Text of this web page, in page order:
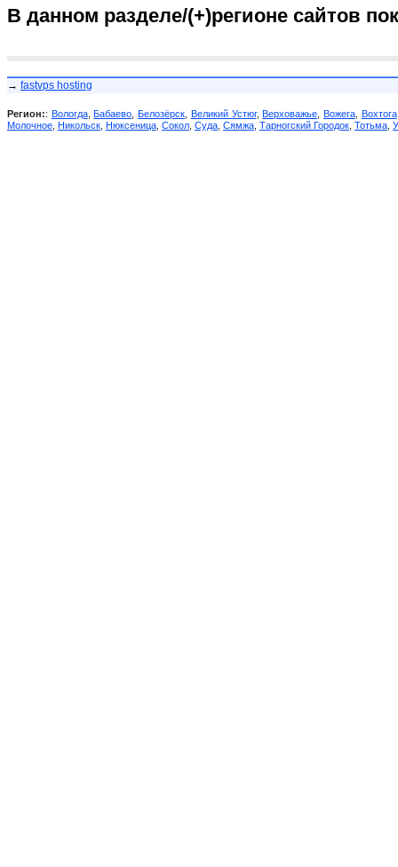
В данном разделе/(+)регионе сайтов
→ fastvps hosting
Регион:: Вологда,Бабаево ,Белозёрск Великий Устюг,Верховажье Вожега, Вохтога
Молочное Никольск Нюксеница Сокол Суда Сямжа Тарногский Городок Тотьма